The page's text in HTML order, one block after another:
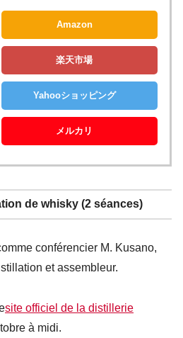
Amazon
楽天市場
Yahooショッピング
メルカリ
de whisky (2 séances)
conférencier M. Kusano,
et assembleur.
site officiel de la distillerie
à midi.